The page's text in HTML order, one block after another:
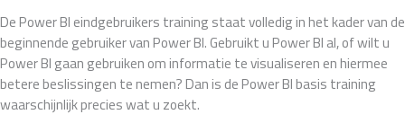
De Power BI eindgebruikers training staat volledig in het kader van de
beginnende gebruiker van Power BI. Gebruikt u Power BI al, of wilt u
Power BI gaan gebruiken om informatie te visualiseren en hiermee
betere beslissingen te nemen? Dan is de Power BI basis training
waarschijnlijk precies wat u zoekt.